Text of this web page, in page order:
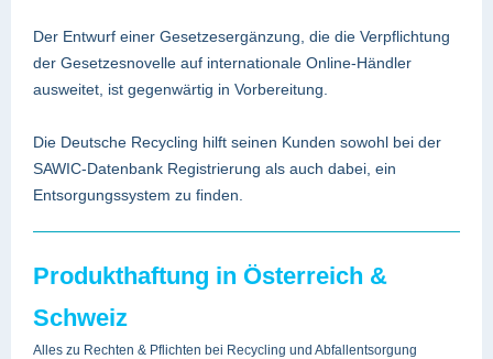
Der Entwurf einer Gesetzesergänzung, die die Verpflichtung
der Gesetzesnovelle auf internationale Online-Händler
ausweitet, ist gegenwärtig in Vorbereitung.
Die Deutsche Recycling hilft seinen Kunden sowohl bei der
SAWIC-Datenbank Registrierung als auch dabei, ein
Entsorgungssystem zu finden.
Produkthaftung in Österreich &
Schweiz
Alles zu Rechten & Pflichten bei Recycling und Abfallentsorgung